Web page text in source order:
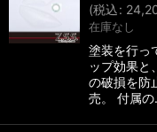
(税込:
在庫なし
塗装を行っ
ップ効果と
の破損を防
売。 付属